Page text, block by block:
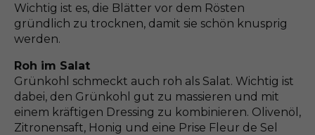
Wichtig ist es, die Blätter vor dem Rösten
gründlich zu trocknen, damit sie schön knusprig
werden.
Roh im Salat
Grünkohl schmeckt auch roh als Salat. Wichtig ist
dabei, den Grünkohl gut zu massieren und mit
einem kräftigen Dressing zu kombinieren. Olivenöl,
Zitronensaft, Honig und eine Prise Fleur de Sel